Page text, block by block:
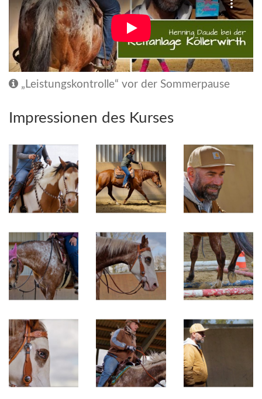
„Leistungskontrolle“ vor der Sommerpause
Impressionen des Kurses